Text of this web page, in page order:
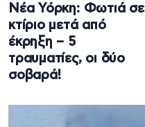
Νέα Υόρκη: Φωτιά σε
κτίριο μετά από
έκρηξη – 5
τραυματίες, οι δύο
σοβαρά!